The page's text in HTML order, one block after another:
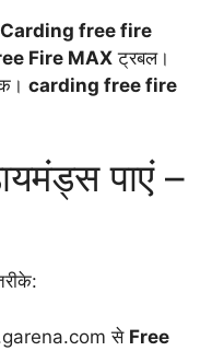
Carding free fire
Fire MAXट्रबल।
carding free fire
पाएं –
से Free